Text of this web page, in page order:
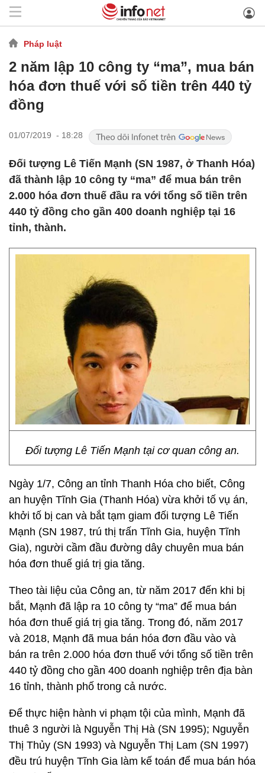
Pháp luật
2 năm lập 10 công ty “ma”, mua bán
hóa đơn thuế với số tiền trên 440 tỷ
đồng
01/07/2019 - 18:28
Đối tượng Lê Tiến Mạnh (SN 1987, ở Thanh Hóa)
đã thành lập 10 công ty “ma” để mua bán trên
2.000 hóa đơn thuế đầu ra với tổng số tiền trên
440 tỷ đồng cho gần 400 doanh nghiệp tại 16
tỉnh, thành.
Đối tượng Lê Tiến Mạnh tại cơ quan công an.
Ngày 1/7, Công an tỉnh Thanh Hóa cho biết, Công
an huyện Tĩnh Gia (Thanh Hóa) vừa khởi tố vụ án,
khởi tố bị can và bắt tạm giam đối tượng Lê Tiến
Mạnh (SN 1987, trú thị trấn Tĩnh Gia, huyện Tĩnh
Gia), người cầm đầu đường dây chuyên mua bán
hóa đơn thuế giá trị gia tăng.
Theo tài liệu của Công an, từ năm 2017 đến khi bị
bắt, Mạnh đã lập ra 10 công ty “ma” để mua bán
hóa đơn thuế giá trị gia tăng. Trong đó, năm 2017
và 2018, Mạnh đã mua bán hóa đơn đầu vào và
bán ra trên 2.000 hóa đơn thuế với tổng số tiền trên
440 tỷ đồng cho gần 400 doanh nghiệp trên địa bàn
16 tỉnh, thành phố trong cả nước.
Để thực hiện hành vi phạm tội của mình, Mạnh đã
thuê 3 người là Nguyễn Thị Hà (SN 1995); Nguyễn
Thị Thủy (SN 1993) và Nguyễn Thị Lam (SN 1997)
đều trú huyện Tĩnh Gia làm kế toán để mua bán hóa